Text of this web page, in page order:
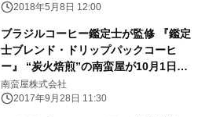
2018年5月8日 12:00
ブラジルコーヒー鑑定士が監修 『鑑定
士ブレンド・ドリップパックコーヒ
ー』 “炭火焙煎”の南蛮屋が10月1日コ
ーヒーの日に新発売！
南蛮屋株式会社
2017年9月28日 11:30